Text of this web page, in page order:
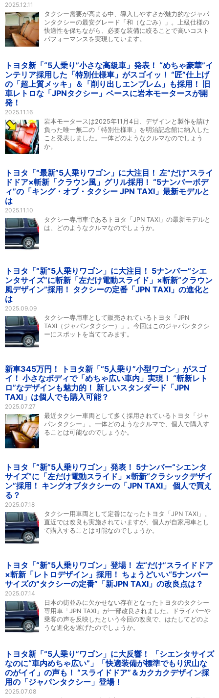
2025.12.11
タクシー需要が高まる中、導入しやすさが魅力的なジャパ
ンタクシーの最安グレード「和（なごみ）」。上級仕様の
快適性を保ちながら、必要な装備に絞ることで高いコスト
パフォーマンスを実現しています。
トヨタ新「“5人乗り”小さな高級車」発表！ “めちゃ豪華”イ
ンテリア採用した「特別仕様車」がスゴイッ！ “匠”仕上げ
の「超上質メッキ」＆「削り出しエンブレム」も採用！ 旧
車レトロな「JPNタクシー」ベースに岩本モータースが開
発！
2025.11.16
岩本モータースは2025年11月4日、デザインと製作を請け
負った唯一無二の「特別仕様車」を明治記念館に納入した
こと発表しました。一体どのようなクルマなのでしょう
か。
トヨタ「“最新”5人乗りワゴン」に大注目！ 左“だけ”スライ
ドドア×斬新「クラウン風」グリル採用！ “5ナンバーボデ
ィ”の「キング・オブ・タクシー JPN TAXI」最新モデルと
は
2025.11.10
タクシー専用車であるトヨタ「JPN TAXI」の最新モデルと
は、どのようなクルマなのでしょうか。
トヨタ「“新”5人乗りワゴン」に大注目！ 5ナンバー“シエ
ンタサイズ”に斬新「左だけ電動スライド」×斬新“クラウン
風デザイン”採用！ タクシーの定番「JPN TAXI」の進化と
は
2025.09.09
タクシー専用車として販売されているトヨタ「JPN
TAXI（ジャパンタクシー）」。今回はこのジャパンタクシ
ーにスポットを当ててみます。
新車345万円！ トヨタ新「“5人乗り”小型ワゴン」がスゴ
イ！ 小さなボディで「めちゃ広い車内」実現！ “斬新レト
ロ”なデザインも魅力的！ 新しいスタンダード「JPN
TAXI」は個人でも購入可能？
2025.07.27
最近タクシー車両として多く採用されているトヨタ「ジャ
パンタクシー」。一体どのようなクルマで、個人で購入す
ることは可能なのでしょうか。
トヨタ「“新”5人乗りワゴン」発表！ 5ナンバー“シエンタ
サイズ”に「左だけ電動スライド」×斬新“クラシックデザイ
ン”採用！ キングオブタクシーの「JPN TAXI」 個人で買え
る？
2025.07.18
タクシー用車両として定番になったトヨタ「JPN TAXI」。
直近では改良も実施されていますが、個人が自家用車とし
て購入することは可能なのでしょうか。
トヨタ「“新”5人乗りワゴン」登場！ 左“だけ”スライドドア
×斬新「レトロデザイン」採用！ ちょうどいい“5ナンバー
サイズの“タクシーの定番”「新JPN TAXI」の改良点は？
2025.07.14
日本の街並みに欠かせない存在となったトヨタのタクシー
専用車「JPN TAXI」が一部改良されました。ドライバーや
乗客の声を反映したという今回の改良で、はたしてどのよ
うな進化を遂げたのでしょうか。
トヨタ新「“5人乗り”ワゴン」に大反響！ 「シエンタサイズ
なのに“車内めちゃ広い”」「快適装備が標準でもり沢山な
のがイイ」の声も！ “スライドドア”＆カクカクデザイン採
用の「ジャパンタクシー」登場！
2025.07.08